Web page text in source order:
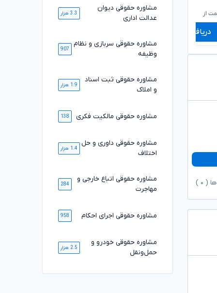
از
تومان
۵۹۸,۰۰۰تومان
دریافت مشاوره
شروع قیمت از ۴۹۹,۰۰۰
( ۰
مشاوره حقوقی دیوان
عدالت اداری
3.3 هزار
مشاوره حقوقی سربازی و نظام
وظیفه
907
مشاوره حقوقی ثبت اسناد
و املاک
1.9 هزار
مشاوره حقوقی مالکیت فکری 138
مشاوره حقوقی داوری و حل
اختلاف
1.4 هزار
مشاوره حقوقی اتباع خارجی و
مهاجرت
284
مشاوره حقوقی اجرای احکام 958
مشاوره حقوقی خودرو و
حمل‌ونقل
2.5 هزار